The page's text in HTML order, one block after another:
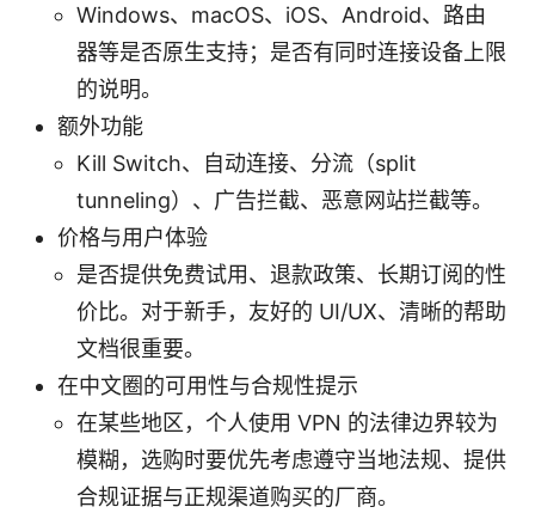
Windows、macOS、iOS、Android、路由
器等是否原生支持；是否有同时连接设备上限
的说明。
额外功能
Kill Switch、自动连接、分流（split
tunneling）、广告拦截、恶意网站拦截等。
价格与用户体验
是否提供免费试用、退款政策、长期订阅的性
价比。对于新手，友好的 UI/UX、清晰的帮助
文档很重要。
在中文圈的可用性与合规性提示
在某些地区，个人使用 VPN 的法律边界较为
模糊，选购时要优先考虑遵守当地法规、提供
合规证据与正规渠道购买的厂商。